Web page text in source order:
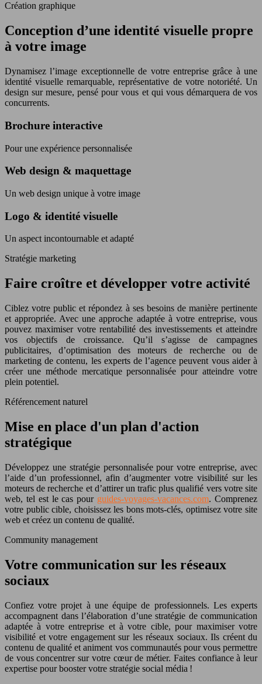
Création graphique
Conception d’une identité visuelle propre
à votre image
Dynamisez l’image exceptionnelle de votre entreprise grâce à une
identité visuelle remarquable, représentative de votre notoriété. Un
design sur mesure, pensé pour vous et qui vous démarquera de vos
concurrents.
Brochure interactive
Pour une expérience personnalisée
Web design & maquettage
Un web design unique à votre image
Logo & identité visuelle
Un aspect incontournable et adapté
Stratégie marketing
Faire croître et développer votre activité
Ciblez votre public et répondez à ses besoins de manière pertinente
et appropriée. Avec une approche adaptée à votre entreprise, vous
pouvez maximiser votre rentabilité des investissements et atteindre
vos objectifs de croissance. Qu’il s’agisse de campagnes
publicitaires, d’optimisation des moteurs de recherche ou de
marketing de contenu, les experts de l’agence peuvent vous aider à
créer une méthode mercatique personnalisée pour atteindre votre
plein potentiel.
Référencement naturel
Mise en place d'un plan d'action
stratégique
Développez une stratégie personnalisée pour votre entreprise, avec
l’aide d’un professionnel, afin d’augmenter votre visibilité sur les
moteurs de recherche et d’attirer un trafic plus qualifié vers votre site
web, tel est le cas pour guides-voyages-vacances.com. Comprenez
votre public cible, choisissez les bons mots-clés, optimisez votre site
web et créez un contenu de qualité.
Community management
Votre communication sur les réseaux
sociaux
Confiez votre projet à une équipe de professionnels. Les experts
accompagnent dans l’élaboration d’une stratégie de communication
adaptée à votre entreprise et à votre cible, pour maximiser votre
visibilité et votre engagement sur les réseaux sociaux. Ils créent du
contenu de qualité et animent vos communautés pour vous permettre
de vous concentrer sur votre cœur de métier. Faites confiance à leur
expertise pour booster votre stratégie social média !